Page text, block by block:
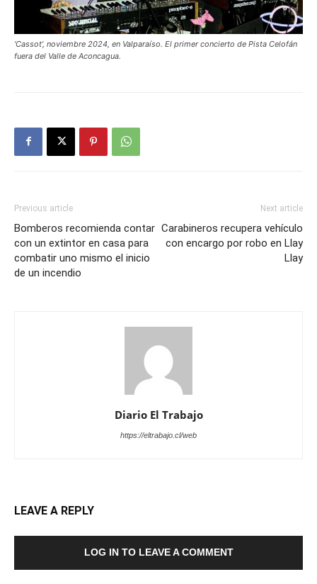
‘Cassot’, noviembre 2024, en Valparaíso. El primer concierto de Pista Celofán
fuera del Valle de Aconcagua.
Previous article
Bomberos recomienda contar
con un extintor en casa para
combatir uno mismo el inicio
de un incendio
Next article
Carabineros recupera vehículo
con encargo por robo en Llay
Llay
Diario El Trabajo
https://eltrabajo.cl/web
LEAVE A REPLY
LOG IN TO LEAVE A COMMENT